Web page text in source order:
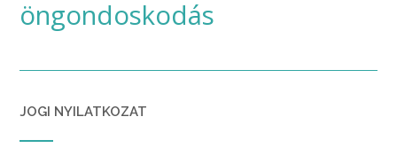
öngondoskodás
JOGI NYILATKOZAT